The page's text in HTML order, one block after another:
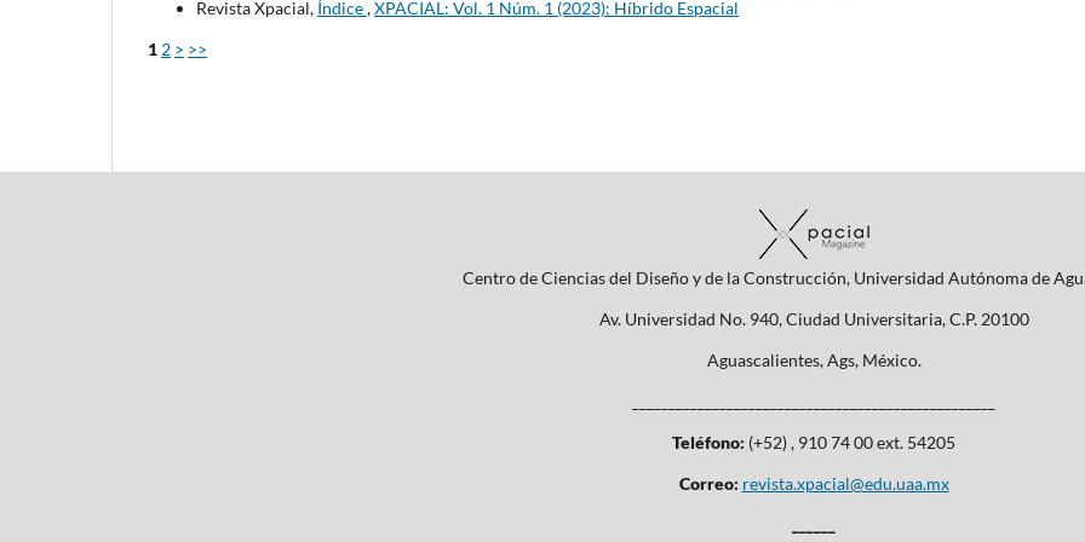
Revista Xpacial, Índice,XPACIAL: Vol. 1 Núm. 1 (2023): Híbrido Espacial
1 2 > >>
Centro de Ciencias del Diseño y de la Construcción, Universidad Autónoma de
Av. Universidad No. 940, Ciudad Universitaria, C.P. 20100
Aguascalientes, Ags, México.
Teléfono: (+52) , 910 74 00 ext. 54205
Correo: revista.xpacial@edu.uaa.mx